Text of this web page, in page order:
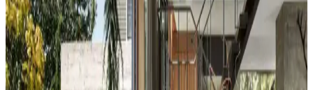
Yatak Odası Duvar Rengi Seçiminde Işık ve
Tonların Önemi ve Etkileri
Yatak odası duvar renginin seçimi, ışık koşulları, zemin ve pencere
yerleşimi gibi faktörlerle uyumlu olmalıdır. Sıcak-soğuk kahverengi
ve yeşil tonları farklı atmosferler yaratır. Renk örnekleri farklı ışık